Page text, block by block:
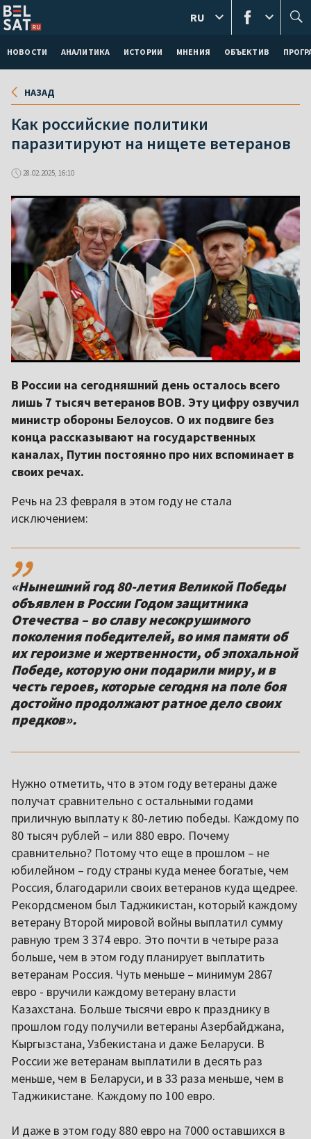
НОВОСТИ АНАЛИТИКА ИСТОРИИ МНЕНИЯ ОБЪЕКТИВ
RU
НАЗАД
Как российские политики
паразитируют на нищете ветеранов
28.02.2025, 16:10
В России на сегодняшний день осталось всего
лишь 7 тысяч ветеранов ВОВ. Эту цифру озвучил
министр обороны Белоусов. О их подвиге без
конца рассказывают на государственных
каналах, Путин постоянно про них вспоминает в
своих речах.
Речь на 23 февраля в этом году не стала
исключением:
,,
«Нынешний год 80-летия Великой Победы
объявлен в России Годом защитника
Отечества – во славу несокрушимого
поколения победителей, во имя памяти об
их героизме и жертвенности, об эпохальной
Победе, которую они подарили миру, и в
честь героев, которые сегодня на поле боя
достойно продолжают ратное дело своих
предков».
Нужно отметить, что в этом году ветераны даже
получат сравнительно с остальными годами
приличную выплату к 80-летию победы. Каждому по
80 тысяч рублей – или 880 евро. Почему
сравнительно? Потому что еще в прошлом – не
юбилейном – году страны куда менее богатые, чем
Россия, благодарили своих ветеранов куда щедрее.
Рекордсменом был Таджикистан, который каждому
ветерану Второй мировой войны выплатил сумму
равную трем 3 374 евро. Это почти в четыре раза
больше, чем в этом году планирует выплатить
ветеранам Россия. Чуть меньше – минимум 2867
евро - вручили каждому ветерану власти
Казахстана. Больше тысячи евро к празднику в
прошлом году получили ветераны Азербайджана,
Кыргызстана, Узбекистана и даже Беларуси. В
России же ветеранам выплатили в десять раз
меньше, чем в Беларуси, и в 33 раза меньше, чем в
Таджикистане. Каждому по 100 евро.
И даже в этом году 880 евро на 7000 оставшихся в